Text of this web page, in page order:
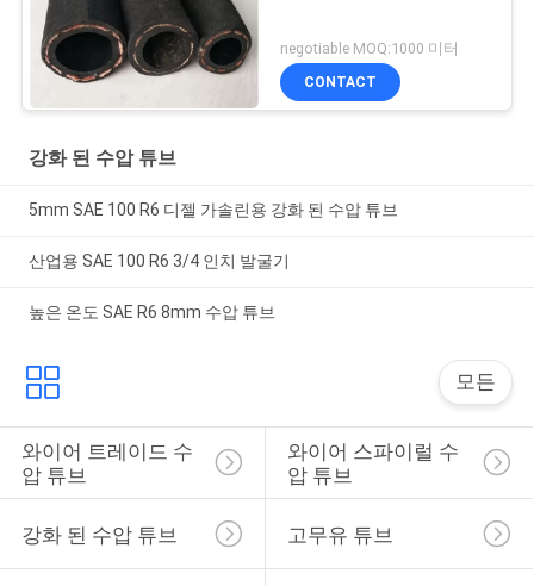
negotiable MOQ:1000 미터
CONTACT
강화 된 수압 튜브
5mm SAE 100 R6 디젤 가솔린용 강화 된 수압 튜브
산업용 SAE 100 R6 3/4 인치 발굴기
높은 온도 SAE R6 8mm 수압 튜브
모든
와이어 트레이드 수
압 튜브
와이어 스파이럴 수
압 튜브
강화 된 수압 튜브 고무유 튜브